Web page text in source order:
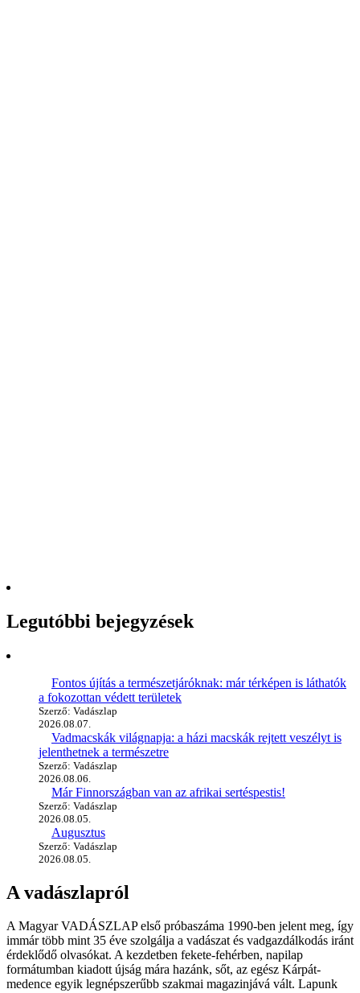
Legutóbbi bejegyzések
Fontos újítás a természetjáróknak: már térképen is láthatók
a fokozottan védett területek
Szerző: Vadászlap
2026.08.07.
Vadmacskák világnapja: a házi macskák rejtett veszélyt is
jelenthetnek a természetre
Szerző: Vadászlap
2026.08.06.
Már Finnországban van az afrikai sertéspestis!
Szerző: Vadászlap
2026.08.05.
Augusztus
Szerző: Vadászlap
2026.08.05.
A vadászlapról
A Magyar VADÁSZLAP első próbaszáma 1990-ben jelent meg, így
immár több mint 35 éve szolgálja a vadászat és vadgazdálkodás iránt
érdeklődő olvasókat. A kezdetben fekete-fehérben, napilap
formátumban kiadott újság mára hazánk, sőt, az egész Kárpát-
medence egyik legnépszerűbb szakmai magazinjává vált. Lapunk